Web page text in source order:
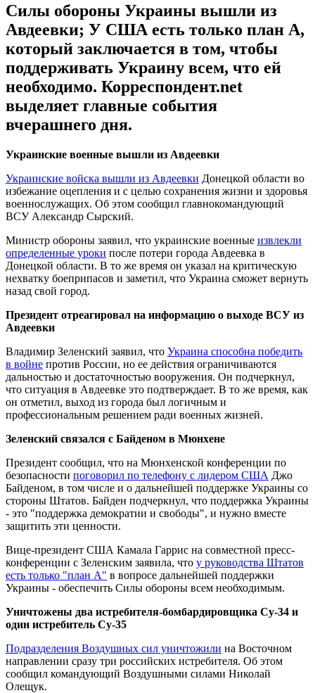
Силы обороны Украины вышли из
Авдеевки; У США есть только план А,
который заключается в том, чтобы
поддерживать Украину всем, что ей
необходимо. Корреспондент.net
выделяет главные события
вчерашнего дня.
Украинские военные вышли из Авдеевки
Украинские войска вышли из Авдеевки Донецкой области во
избежание оцепления и с целью сохранения жизни и здоровья
военнослужащих. Об этом сообщил главнокомандующий
ВСУ Александр Сырский.
Министр обороны заявил, что украинские военные извлекли
определенные уроки после потери города Авдеевка в
Донецкой области. В то же время он указал на критическую
нехватку боеприпасов и заметил, что Украина сможет вернуть
назад свой город.
Президент отреагировал на информацию о выходе ВСУ из
Авдеевки
Владимир Зеленский заявил, что Украина способна победить
в войне против России, но ее действия ограничиваются
дальностью и достаточностью вооружения. Он подчеркнул,
что ситуация в Авдеевке это подтверждает. В то же время, как
он отметил, выход из города был логичным и
профессиональным решением ради военных жизней.
Зеленский связался с Байденом в Мюнхене
Президент сообщил, что на Мюнхенской конференции по
безопасности поговорил по телефону с лидером США Джо
Байденом, в том числе и о дальнейшей поддержке Украины со
стороны Штатов. Байден подчеркнул, что поддержка Украины
- это "поддержка демократии и свободы", и нужно вместе
защитить эти ценности.
Вице-президент США Камала Гаррис на совместной пресс-
конференции с Зеленским заявила, что у руководства Штатов
есть только "план А" в вопросе дальнейшей поддержки
Украины - обеспечить Силы обороны всем необходимым.
Уничтожены два истребителя-бомбардировщика Су-34 и
один истребитель Су-35
Подразделения Воздушных сил уничтожили на Восточном
направлении сразу три российских истребителя. Об этом
сообщил командующий Воздушными силами Николай
Олещук.